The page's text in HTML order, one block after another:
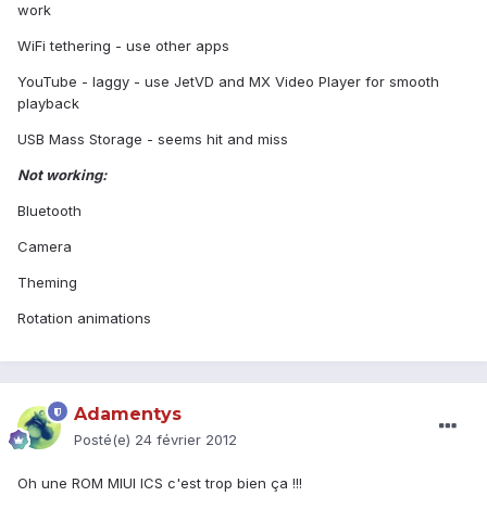
work
WiFi tethering - use other apps
YouTube - laggy - use JetVD and MX Video Player for smooth
playback
USB Mass Storage - seems hit and miss
Not working:
Bluetooth
Camera
Theming
Rotation animations
Adamentys
Posté(e) 24 février 2012
Oh une ROM MIUI ICS c'est trop bien ça !!!